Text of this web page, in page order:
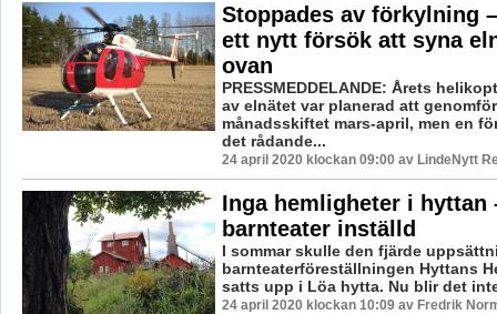
Stoppades av förkylning
ett nytt försök att syna
ovan
PRESSMEDDELANDE: Årets
av elnätet var planerad att
månadsskiftet mars-april, men en
det rådande...
24 april 2020 klockan 09:00 av LindeNytt
Inga hemligheter i hyttan
barnteater inställd
I sommar skulle den fjärde
barnteaterföreställningen Hyttans
satts upp i Löa hytta. Nu blir det
24 april 2020 klockan 10:09 av Fredrik